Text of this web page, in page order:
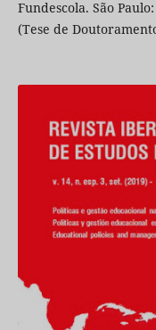
Fundescola. São
(Tese de